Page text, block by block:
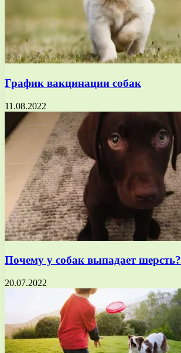
График вакцинации собак
11.08.2022
Почему у собак выпадает шерсть?
20.07.2022